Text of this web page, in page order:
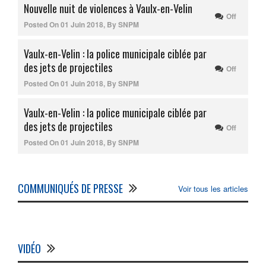
Nouvelle nuit de violences à Vaulx-en-Velin
Posted On01 Juin 2018, BySNPM
Off
Vaulx-en-Velin : la police municipale ciblée par
des jets de projectiles
Posted On01 Juin 2018, BySNPM
Off
Vaulx-en-Velin : la police municipale ciblée par
des jets de projectiles
Posted On01 Juin 2018, BySNPM
Off
COMMUNIQUÉS DE PRESSE Voir tous les articles
VIDÉO